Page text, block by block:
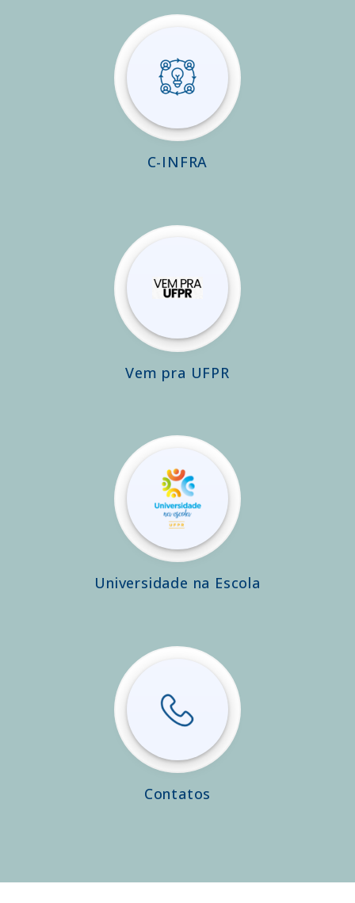
C-INFRA
Vem pra UFPR
Universidade na Escola
Contatos